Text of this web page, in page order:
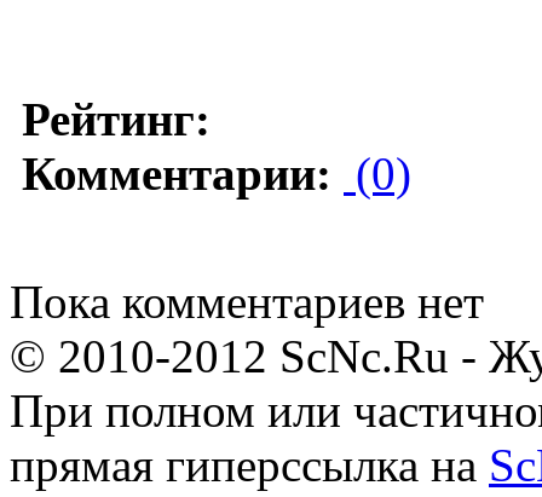
Рейтинг:
Комментарии: (0)
Пока комментариев нет
© 2010-2012 ScNc.Ru -
При полном или
прямая гиперссылка на